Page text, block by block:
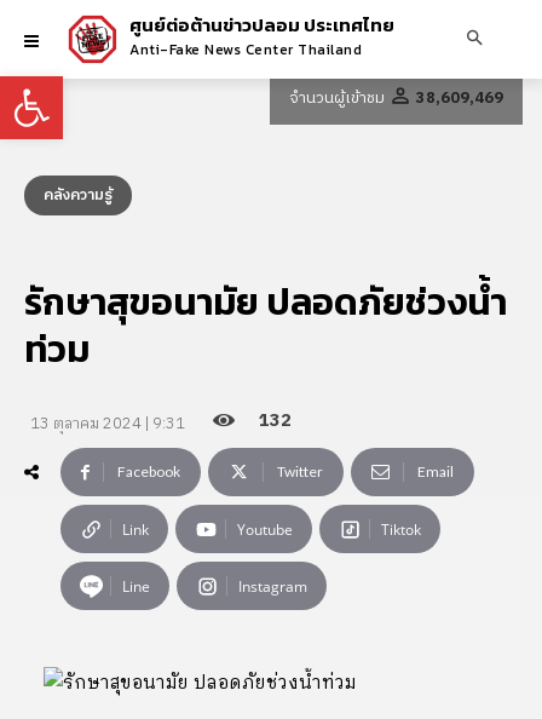
Open toolbar
ศูนย์ต่อต้านข่าวปลอม ประเทศไทย
Anti-Fake News Center Thailand
จำนวนผู้เข้าชม 38,609,469
คลังความรู้
รักษาสุขอนามัย ปลอดภัยช่วงน้ำ
ท่วม
13 ตุลาคม 2024 | 9:31 132
Facebook Twitter Email
Link Youtube Tiktok
Line Instagram